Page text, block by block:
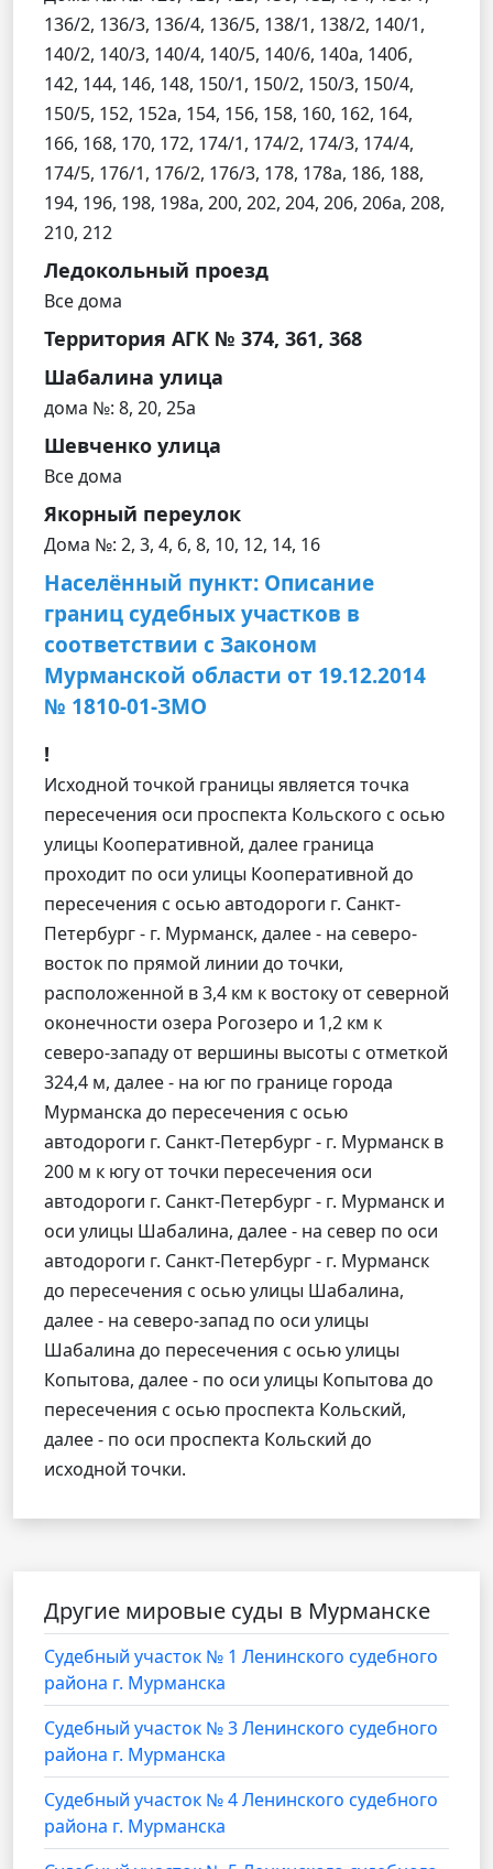
136/2, 136/3, 136/4, 136/5, 138/1, 138/2, 140/1,
140/2, 140/3, 140/4, 140/5, 140/6, 140а, 140б,
142, 144, 146, 148, 150/1, 150/2, 150/3, 150/4,
150/5, 152, 152а, 154, 156, 158, 160, 162, 164,
166, 168, 170, 172, 174/1, 174/2, 174/3, 174/4,
174/5, 176/1, 176/2, 176/3, 178, 178а, 186, 188,
194, 196, 198, 198а, 200, 202, 204, 206, 206а, 208,
210, 212
Ледокольный проезд
Все дома
Территория АГК № 374, 361, 368
Шабалина улица
дома №: 8, 20, 25а
Шевченко улица
Все дома
Якорный переулок
Дома №: 2, 3, 4, 6, 8, 10, 12, 14, 16
Населённый пункт: Описание
границ судебных участков в
соответствии с Законом
Мурманской области от 19.12.2014
№ 1810-01-ЗМО
!
Исходной точкой границы является точка
пересечения оси проспекта Кольского с осью
улицы Кооперативной, далее граница
проходит по оси улицы Кооперативной до
пересечения с осью автодороги г. Санкт-
Петербург - г. Мурманск, далее - на северо-
восток по прямой линии до точки,
расположенной в 3,4 км к востоку от северной
оконечности озера Рогозеро и 1,2 км к
северо-западу от вершины высоты с отметкой
324,4 м, далее - на юг по границе города
Мурманска до пересечения с осью
автодороги г. Санкт-Петербург - г. Мурманск в
200 м к югу от точки пересечения оси
автодороги г. Санкт-Петербург - г. Мурманск и
оси улицы Шабалина, далее - на север по оси
автодороги г. Санкт-Петербург - г. Мурманск
до пересечения с осью улицы Шабалина,
далее - на северо-запад по оси улицы
Шабалина до пересечения с осью улицы
Копытова, далее - по оси улицы Копытова до
пересечения с осью проспекта Кольский,
далее - по оси проспекта Кольский до
исходной точки.
Другие мировые суды в Мурманске
Судебный участок № 1 Ленинского судебного
района г. Мурманска
Судебный участок № 3 Ленинского судебного
района г. Мурманска
Судебный участок № 4 Ленинского судебного
района г. Мурманска